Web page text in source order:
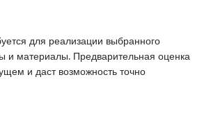
для реализации выбранного
и материалы. Предварительная оценка
и даст возможность точно